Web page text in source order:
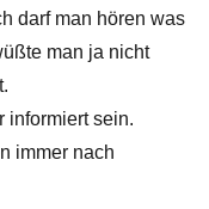
darf man hören was
man ja nicht
informiert sein.
immer nach